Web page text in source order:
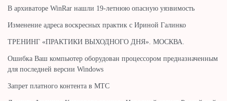
В архиваторе WinRar нашли 19-летнюю опасную уязвимость
Изменение адреса воскресных практик с Ириной Галинко
ТРЕНИНГ «ПРАКТИКИ ВЫХОДНОГО ДНЯ». МОСКВА.
Ошибка Ваш компьютер оборудован процессором предназначенным
для последней версии Windows
Запрет платного контента в МТС